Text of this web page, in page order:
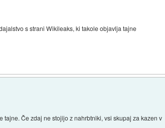
s strani Wikileaks, ki takole objavlja tajne
Če zdaj ne stojijo z nahrbtniki, vsi skupaj za kazen v